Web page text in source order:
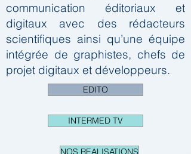
communication éditoriaux et
digitaux avec des rédacteurs
scientifiques ainsi qu’une équipe
intégrée de graphistes, chefs de
projet digitaux et développeurs.
EDITO
INTERMED TV
NOS REALISATIONS